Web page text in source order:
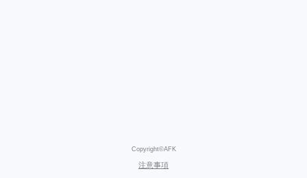
Copyright©AFK
注意事項